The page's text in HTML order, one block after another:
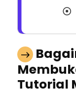
Tutorial